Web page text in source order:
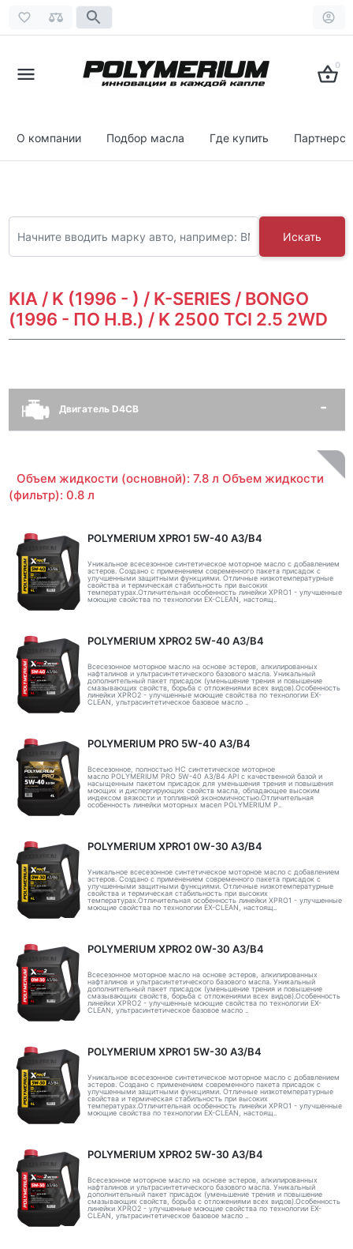
0
О компании Подбор масла Где купить
Искать
KIA / K (1996 - ) / K-SERIES / BONGO
(1996 - ПО Н.В.) / K 2500 TCI 2.5 2WD
Двигатель D4CB
Объем жидкости (основной): 7.8 л Объем жидкости
(фильтр): 0.8 л
POLYMERIUM XPRO1 5W-40 A3/B4
Уникальное всесезонное синтетическое моторное масло с добавлением
эстеров. Создано с применением современного пакета присадок с
улучшенными защитными функциями. Отличные низкотемпературные
свойства и термическая стабильность при высоких
температурах.Отличительная особенность линейки XPRO1 - улучшенные
моющие свойства по технологии EX-CLEAN, настоящ..
POLYMERIUM XPRO2 5W-40 A3/B4
Всесезонное моторное масло на основе эстеров, алкилированных
нафталинов и ультрасинтетического базового масла. Уникальный
дополнительный пакет присадок (уменьшение трения и повышение
смазывающих свойств, борьба с отложениями всех видов).Особенность
линейки XPRO2 - улучшенные моющие свойства по технологии EX-
CLEAN, ультрасинтетическое базовое масло ..
POLYMERIUM PRO 5W-40 A3/B4
Всесезонное, полностью HC синтетическое моторное
масло POLYMERIUM PRO 5W-40 A3/B4 API с качественной базой и
насыщенным пакетом присадок для уменьшения трения и повышения
моющих и диспергирующих свойств масла, обладающее высоким
индексом вязкости и топливной экономичностью.Отличительная
особенность линейки моторных масел POLYMERIUM P..
POLYMERIUM XPRO1 0W-30 A3/B4
Уникальное всесезонное синтетическое моторное масло с добавлением
эстеров. Создано с применением современного пакета присадок с
улучшенными защитными функциями. Отличные низкотемпературные
свойства и термическая стабильность при высоких
температурах.Отличительная особенность линейки XPRO1 - улучшенные
моющие свойства по технологии EX-CLEAN, настоящ..
POLYMERIUM XPRO2 0W-30 A3/B4
Всесезонное моторное масло на основе эстеров, алкилированных
нафталинов и ультрасинтетического базового масла. Уникальный
дополнительный пакет присадок (уменьшение трения и повышение
смазывающих свойств, борьба с отложениями всех видов).Особенность
линейки XPRO2 - улучшенные моющие свойства по технологии EX-
CLEAN, ультрасинтетическое базовое масло ..
POLYMERIUM XPRO1 5W-30 A3/B4
Уникальное всесезонное синтетическое моторное масло с добавлением
эстеров. Создано с применением современного пакета присадок с
улучшенными защитными функциями. Отличные низкотемпературные
свойства и термическая стабильность при высоких
температурах.Отличительная особенность линейки XPRO1 - улучшенные
моющие свойства по технологии EX-CLEAN, настоящ..
POLYMERIUM XPRO2 5W-30 A3/B4
Всесезонное моторное масло на основе эстеров, алкилированных
нафталинов и ультрасинтетического базового масла. Уникальный
дополнительный пакет присадок (уменьшение трения и повышение
смазывающих свойств, борьба с отложениями всех видов).Особенность
линейки XPRO2 - улучшенные моющие свойства по технологии EX-
CLEAN, ультрасинтетическое базовое масло ..